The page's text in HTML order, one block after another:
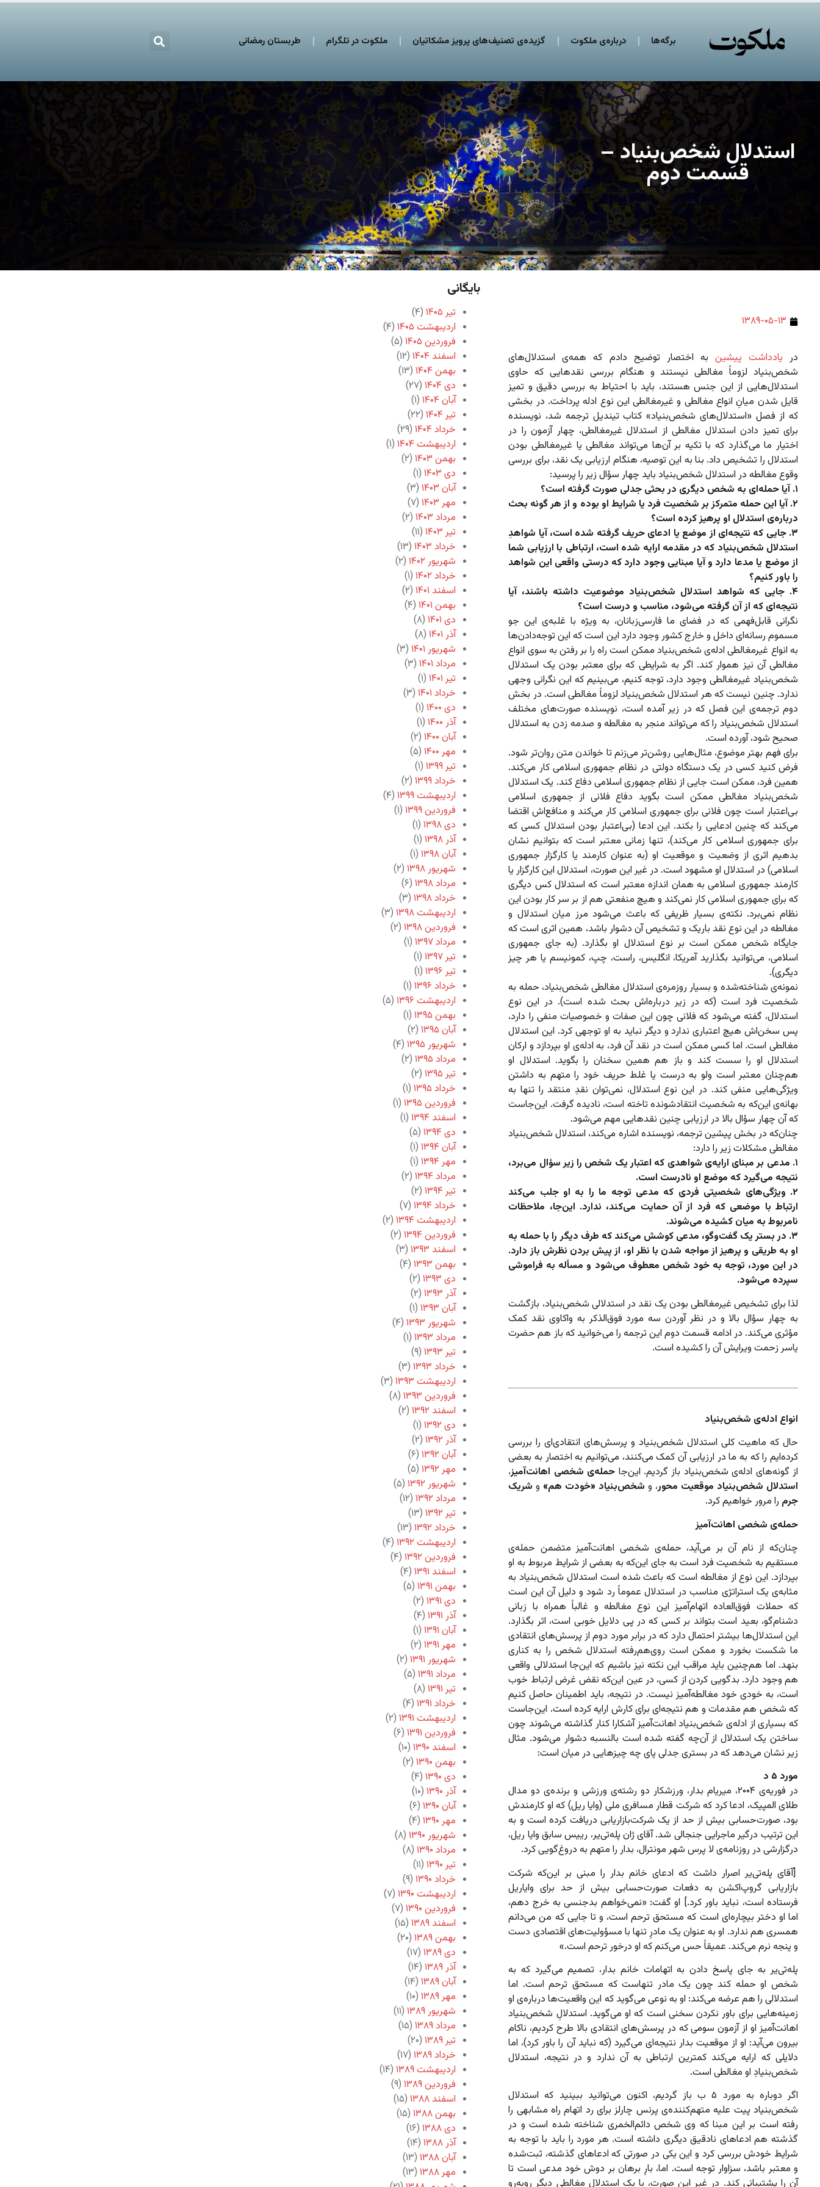
برگه‌ها درباره‌ی ملکوت گزیده‌ی تصنیف‌های پرویز مشکاتیان ملکوت در تلگرام طربستان رمضانی
استدلالِ شخص‌بنیاد –
قسمت دوم
۱۳۸۹-۰۵-۱۳
در یادداشت پیشین به اختصار توضیح دادم که همه‌ی استدلال‌های
شخص‌بنیاد لزوماً مغالطی نیستند و هنگام بررسی نقدهایی که حاوی
استدلال‌هایی از این جنس هستند، باید با احتیاط به بررسی دقیق و تمیز
قایل شدن میانِ انواع مغالطی و غیرمغالطی این نوع ادله پرداخت. در بخشی
که از فصل «استدلال‌های شخص‌بنیاد» کتاب تیندیل ترجمه شد، نویسنده
برای تمیز دادن استدلال مغالطی از استدلال غیرمغالطی، چهار آزمون را در
اختیار ما می‌گذارد که با تکیه بر آن‌ها می‌تواند مغالطی یا غیرمغالطی بودن
استدلال را تشخیص داد. بنا به این توصیه، هنگام ارزیابی یک نقد، برای بررسی
وقوع مغالطه‌ در استدلال شخص‌بنیاد باید چهار سؤال زیر را پرسید:
۱. آیا حمله‌ای به شخص دیگری در بحثی جدلی صورت گرفته است؟
۲. آیا این حمله متمرکز بر شخصیت فرد یا شرایط او بوده و از هر گونه بحث
درباره‌ی استدلال او پرهیز کرده است؟
۳. جایی که نتیجه‌ای از موضع یا ادعای حریف گرفته شده است،‌ آیا شواهدِ
استدلال شخص‌بنیاد که در مقدمه ارایه شده است، ارتباطی با ارزیابی شما
از موضع یا مدعا دارد و آیا مبنایی وجود دارد که درستی واقعی این شواهد
را باور کنیم؟
۴. جایی که شواهد استدلال شخص‌بنیاد موضوعیت داشته باشند، آیا
نتیجه‌ای که از آن گرفته می‌شود، مناسب و درست است؟
نگرانی‌ قابل‌فهمی که در فضای ما فارسی‌زبانان، به ویژه با غلبه‌ی این جو
مسموم رسانه‌ای داخل و خارج کشور وجود دارد این است که این توجه‌دادن‌ها
به انواع غیرمغالطی ادله‌ی شخص‌بنیاد ممکن است راه را بر رفتن به سوی انواع
مغالطی آن نیز هموار کند. اگر به شرایطی که برای معتبر بودن یک استدلال
شخص‌بنیاد غیرمغالطی وجود دارد،‌ توجه کنیم، می‌بینیم که این نگرانی وجهی
ندارد. چنین نیست که هر استدلال شخص‌بنیاد لزوماً مغالطی است. در بخش
دوم ترجمه‌ی این فصل که در زیر آمده است، نویسنده صورت‌های مختلف
استدلال‌ شخص‌بنیاد را که می‌تواند منجر به مغالطه و صدمه زدن به استدلال
صحیح شود، آورده است.
برای فهم‌ بهتر موضوع، مثال‌هایی روشن‌تر می‌زنم تا خواندن متن روان‌تر شود.
فرض کنید کسی در یک دستگاه دولتی در نظام جمهوری اسلامی کار می‌کند.
همین فرد، ممکن است جایی از نظام جمهوری اسلامی دفاع کند. یک استدلال
شخص‌بنیاد مغالطی ممکن است بگوید دفاع فلانی از جمهوری اسلامی
بی‌اعتبار است چون فلانی برای جمهوری اسلامی کار می‌کند و منافع‌اش اقتضا
می‌کند که چنین ادعایی را بکند. این ادعا (بی‌اعتبار بودن استدلال کسی که
برای جمهوری اسلامی کار می‌کند)، تنها زمانی معتبر است که بتوانیم نشان
بدهیم اثری از وضعیت و موقعیت او (به عنوان کارمند یا کارگزار جمهوری
اسلامی) در استدلال او مشهود است. در غیر این صورت، استدلال این کارگزار یا
کارمند جمهوری اسلامی به همان اندازه معتبر است که استدلال کس دیگری
که برای جمهوری اسلامی کار نمی‌کند و هیچ منفعتی هم از بر سر کار بودن این
نظام نمی‌برد. نکته‌ی بسیار ظریفی که باعث می‌شود مرز میان استدلال و
مغالطه در این نوع نقد باریک و تشخیص آن دشوار باشد، همین اثری است که
جایگاه شخص ممکن است بر نوع استدلال او بگذارد. (به جای جمهوری
اسلامی، می‌توانید بگذارید آمریکا، انگلیس، راست، چپ، کمونیسم یا هر چیز
دیگری).
نمونه‌‌ی شناخته‌شده و بسیار روزمره‌ی استدلال مغالطی شخص‌بنیاد، حمله به
شخصیت فرد است (که در زیر درباره‌اش بحث شده است). در این نوع
استدلال، گفته می‌شود که فلانی چون این صفات و خصوصیات منفی را دارد،
پس سخن‌اش هیچ اعتباری ندارد و دیگر نباید به او توجهی کرد. این استدلال
مغالطی است. اما کسی ممکن است در نقد آن فرد، به ادله‌ی او بپردازد و ارکان
استدلال او را سست کند و باز هم همین سخنان را بگوید. استدلال او
هم‌چنان معتبر است ولو به درست یا غلط حریف خود را متهم به داشتن
ویژگی‌هایی منفی کند. در این نوع استدلال، نمی‌توان نقدِ منتقد را تنها به
بهانه‌ی این‌که به شخصیت انتقادشونده تاخته است، نادیده گرفت. این‌جاست
که آن چهار سؤال بالا در ارزیابی چنین نقدهایی مهم می‌شود.
چنان‌که در بخش پیشین ترجمه، نویسنده اشاره می‌کند، استدلال شخص‌بنیاد
مغالطی مشکلات زیر را دارد:
۱. مدعی بر مبنای ارایه‌ی شواهدی که اعتبار یک شخص را زیر سؤال می‌برد،
نتیجه می‌گیرد که موضع او نادرست است.
۲. ویژگی‌های شخصیتی فردی که مدعی توجه ما را به او جلب می‌کند
ارتباط با موضعی که فرد از آن حمایت می‌کند، ندارد. این‌جا، ملاحظات
نامربوط به میان کشیده می‌شوند.
۳. در بستر یک گفت‌وگو، مدعی کوشش می‌کند که طرف دیگر را با حمله به
او به طریقی و پرهیز از مواجه شدن با نظر او، از پیش بردن نظرش باز دارد.
در این مورد، توجه به خود شخص معطوف می‌شود و مسأله به فراموشی
سپرده می‌شود.
لذا برای تشخیص غیرمغالطی بودن یک نقد در استدلالی شخص‌بنیاد، بازگشت
به چهار سؤال بالا و در نظر آوردن سه مورد فوق‌الذکر به واکاوی نقد کمک
مؤثری می‌کند. در ادامه قسمت دوم این ترجمه را می‌‌خوانید که باز هم حضرت
یاسر زحمت ویرایش آن را کشیده است.
انواع ادله‌ی شخص‌بنیاد
حال که ماهیت کلی استدلال شخص‌بنیاد و پرسش‌های انتقادی‌ای را بررسی
کرده‌ایم را که به ما در ارزیابی آن کمک می‌کنند، می‌توانیم به اختصار به بعضی
از گونه‌های ادله‌ی شخص‌بنیاد باز گردیم. این‌جا حمله‌ی شخصی اهانت‌آمیز،
استدلال شخص‌بنیاد موقعیت محور، و شخص‌بنیاد «خودت هم» و شریک
جرم را مرور خواهیم کرد.
حمله‌ی شخصی اهانت‌آمیز
چنان‌که از نام آن بر می‌آید، حمله‌ی شخصی اهانت‌آمیز متضمن حمله‌ی
مستقیم به شخصیت فرد است به جای این‌که به بعضی از شرایط مربوط به او
بپردازد. این نوع از مغالطه است که باعث شده است استدلال شخص‌بنیاد به
مثابه‌ی یک استراتژی مناسب در استدلال عموماً رد شود و دلیل آن این است
که حملات فوق‌العاده اتهام‌آمیز این نوع مغالطه و غالباً همراه با زبانی
دشنام‌گو، بعید است بتواند بر کسی که در پی دلایل خوبی است، اثر بگذارد.
این استدلال‌ها بیشتر احتمال دارد که در برابر مورد دوم از پرسش‌های انتقادی
ما شکست بخورد و ممکن است روی‌هم‌رفته استدلال شخص را به کناری
بنهد. اما هم‌چنین باید مراقب این نکته نیز باشیم که این‌جا استدلالی واقعی
هم وجود دارد. بدگویی کردن از کسی، در عین این‌که نقض غرض ارتباط خوب
است، به خودی خود مغالطه‌آمیز نیست. در نتیجه، باید اطمینان حاصل کنیم
که شخص هم مقدمات و هم نتیجه‌ای برای کارش ارایه کرده است. این‌جاست
که بسیاری از ادله‌ی شخص‌بنیاد اهانت‌آمیز آشکارا کنار گذاشته می‌شوند چون
ساختن یک استدلال از آن‌چه گفته شده است بالنسبه دشوار می‌شود. مثال
زیر نشان می‌دهد که در بستری جدلی پای چه چیزهایی در میان است:
مورد ۵ د
در فوریه‌ی ۲۰۰۴، میریام بدار، ورزشکار دو رشته‌ی ورزشی و برنده‌ی دو مدال
طلای المپیک، ادعا کرد که شرکت قطار مسافری ملی (وایا ریل) که او کارمندش
بود، صورت‌حسابی بیش از حد از یک شرکت‌بازاریابی دریافت کرده است و به
این ترتیب درگیر ماجرایی جنجالی شد. آقای ژان پله‌تی‌یر، رییس سابق وایا ریل،
درگزارشی در روزنامه‌ی لا پرس شهر مونترال، بدار را متهم به دروغ‌گویی کرد.
[آقای پله‌تی‌یر اصرار داشت که ادعای خانم بدار را مبنی بر این‌‌که شرکت
بازار‌یابی گروپ‌اکشن به دفعات صورت‌حسابی بیش از حد برای وایاریل
فرستاده است، نباید باور کرد.] او گفت: «نمی‌خواهم بدجنسی به خرج دهم،
اما او دختر بیچاره‌ای است که مستحق ترحم است، و تا جایی که من می‌دانم
همسری هم ندارد. او به عنوان یک مادرِ تنها با مسؤولیت‌های اقتصادی دست
و پنجه نرم می‌کند. عمیقاً حس می‌کنم که او درخور ترحم است.»
پله‌تی‌یر به جای پاسخ دادن به اتهامات خانم بدار، تصمیم می‌گیرد که به
شخص او حمله کند چون یک مادر تنهاست که مستحق ترحم است. اما
استدلالی را هم عرضه می‌کند: او به نوعی می‌گوید که این واقعیت‌ها درباره‌ی او
زمینه‌هایی برای باور نکردن سخنی است که او می‌گوید. استدلالِ شخص‌بنیاد
اهانت‌آمیز او از آزمون سومی که در پرسش‌های انتقادی بالا طرح کردیم، ناکام
بیرون می‌آید: او از موقعیت بدار نتیجه‌ای می‌گیرد (که نباید آن را باور کرد)، اما
دلایلی که ارایه می‌کند کمترین ارتباطی به آن ندارد و در نتیجه، استدلال
شخص‌بنیادِ او مغالطی است.
اگر دوباره به مورد ۵ ب باز گردیم، اکنون می‌توانید ببینید که استدلال
شخص‌بنیاد پیت علیه متهم‌کننده‌ی پرنس چارلز برای رد اتهام راه مشابهی را
رفته است بر این مبنا که وی شخص دائم‌الخمری شناخته شده است و در
گذشته هم ادعاهای نادقیق دیگری داشته است. هر مورد را باید با توجه به
شرایط خودش بررسی کرد و این یکی در صورتی که ادعاهای گذشته، ثبت‌شده
و معتبر باشد، سزاوار توجه است. اما، بارِ برهان بر دوش خود مدعی است تا
آن را پشتیبانی کند. در غیر این صورت، با یک استدلال مغالطی دیگر روبه‌رو
بایگانی
تیر ۱۴۰۵
(۴)
اردیبهشت ۱۴۰۵
(۴)
فروردین ۱۴۰۵
(۵)
اسفند ۱۴۰۴
(۱۲)
بهمن ۱۴۰۴
(۱۳)
دی ۱۴۰۴
(۲۷)
آبان ۱۴۰۴
(۱)
تیر ۱۴۰۴
(۲۲)
خرداد ۱۴۰۴
(۲۹)
اردیبهشت ۱۴۰۴
(۱)
بهمن ۱۴۰۳
(۲)
دی ۱۴۰۳
(۱)
آبان ۱۴۰۳
(۳)
مهر ۱۴۰۳
(۷)
مرداد ۱۴۰۳
(۲)
تیر ۱۴۰۳
(۱۱)
خرداد ۱۴۰۳
(۱۳)
شهریور ۱۴۰۲
(۲)
خرداد ۱۴۰۲
(۱)
اسفند ۱۴۰۱
(۲)
بهمن ۱۴۰۱
(۴)
دی ۱۴۰۱
(۸)
آذر ۱۴۰۱
(۸)
شهریور ۱۴۰۱
(۳)
مرداد ۱۴۰۱
(۳)
تیر ۱۴۰۱
(۱)
خرداد ۱۴۰۱
(۳)
دی ۱۴۰۰
(۱)
آذر ۱۴۰۰
(۱)
آبان ۱۴۰۰
(۲)
مهر ۱۴۰۰
(۵)
تیر ۱۳۹۹
(۱)
خرداد ۱۳۹۹
(۲)
اردیبهشت ۱۳۹۹
(۴)
فروردین ۱۳۹۹
(۱)
دی ۱۳۹۸
(۱)
آذر ۱۳۹۸
(۱)
آبان ۱۳۹۸
(۱)
شهریور ۱۳۹۸
(۲)
مرداد ۱۳۹۸
(۶)
خرداد ۱۳۹۸
(۳)
اردیبهشت ۱۳۹۸
(۳)
فروردین ۱۳۹۸
(۲)
مرداد ۱۳۹۷
(۱)
تیر ۱۳۹۷
(۱)
تیر ۱۳۹۶
(۱)
خرداد ۱۳۹۶
(۱)
اردیبهشت ۱۳۹۶
(۵)
بهمن ۱۳۹۵
(۱)
آبان ۱۳۹۵
(۲)
شهریور ۱۳۹۵
(۴)
مرداد ۱۳۹۵
(۲)
تیر ۱۳۹۵
(۲)
خرداد ۱۳۹۵
(۱)
فروردین ۱۳۹۵
(۱)
اسفند ۱۳۹۴
(۱)
دی ۱۳۹۴
(۵)
آبان ۱۳۹۴
(۱)
مهر ۱۳۹۴
(۱)
مرداد ۱۳۹۴
(۲)
تیر ۱۳۹۴
(۲)
خرداد ۱۳۹۴
(۷)
اردیبهشت ۱۳۹۴
(۲)
فروردین ۱۳۹۴
(۲)
اسفند ۱۳۹۳
(۳)
بهمن ۱۳۹۳
(۴)
دی ۱۳۹۳
(۲)
آذر ۱۳۹۳
(۲)
آبان ۱۳۹۳
(۱)
شهریور ۱۳۹۳
(۴)
مرداد ۱۳۹۳
(۱)
تیر ۱۳۹۳
(۹)
خرداد ۱۳۹۳
(۳)
اردیبهشت ۱۳۹۳
(۳)
فروردین ۱۳۹۳
(۸)
اسفند ۱۳۹۲
(۲)
دی ۱۳۹۲
(۱)
آذر ۱۳۹۲
(۲)
آبان ۱۳۹۲
(۶)
مهر ۱۳۹۲
(۵)
شهریور ۱۳۹۲
(۵)
مرداد ۱۳۹۲
(۱۲)
تیر ۱۳۹۲
(۱۳)
خرداد ۱۳۹۲
(۱۳)
اردیبهشت ۱۳۹۲
(۴)
فروردین ۱۳۹۲
(۴)
اسفند ۱۳۹۱
(۴)
بهمن ۱۳۹۱
(۵)
دی ۱۳۹۱
(۲)
آذر ۱۳۹۱
(۴)
آبان ۱۳۹۱
(۱)
مهر ۱۳۹۱
(۲)
شهریور ۱۳۹۱
(۲)
مرداد ۱۳۹۱
(۵)
تیر ۱۳۹۱
(۸)
خرداد ۱۳۹۱
(۴)
اردیبهشت ۱۳۹۱
(۲)
فروردین ۱۳۹۱
(۶)
اسفند ۱۳۹۰
(۱۰)
بهمن ۱۳۹۰
(۲)
دی ۱۳۹۰
(۴)
آذر ۱۳۹۰
(۱۰)
آبان ۱۳۹۰
(۶)
مهر ۱۳۹۰
(۴)
شهریور ۱۳۹۰
(۸)
مرداد ۱۳۹۰
(۸)
تیر ۱۳۹۰
(۱۱)
خرداد ۱۳۹۰
(۹)
اردیبهشت ۱۳۹۰
(۷)
فروردین ۱۳۹۰
(۷)
اسفند ۱۳۸۹
(۱۵)
بهمن ۱۳۸۹
(۲۰)
دی ۱۳۸۹
(۱۷)
آذر ۱۳۸۹
(۱۴)
آبان ۱۳۸۹
(۱۴)
مهر ۱۳۸۹
(۱۰)
شهریور ۱۳۸۹
(۱۱)
مرداد ۱۳۸۹
(۱۵)
تیر ۱۳۸۹
(۲۰)
خرداد ۱۳۸۹
(۱۷)
اردیبهشت ۱۳۸۹
(۱۴)
فروردین ۱۳۸۹
(۹)
اسفند ۱۳۸۸
(۱۵)
بهمن ۱۳۸۸
(۱۵)
دی ۱۳۸۸
(۱۶)
آذر ۱۳۸۸
(۱۴)
آبان ۱۳۸۸
(۱۳)
مهر ۱۳۸۸
(۱۳)